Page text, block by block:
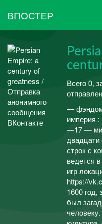
ВПОСТЕР
Всего 0,
ㅤㅤㅤ—
империя :
—17 ㅤㅤㅤ
двадцати
строк с
ведется
игр
https://
1600 год,
был